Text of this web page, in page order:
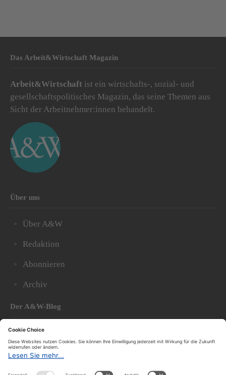
Das Arbeit&Wirtschaft Magazin
Arbeit&Wirtschaft ist ein wirtschafts-, sozial- und
gesellschaftspolitisches Magazin, das seine Themen aus
Sicht der Arbeitnehmer:innen behandelt.
Über uns
Über A&W
Redaktion
Abonnieren
Archiv
Der A&W-Blog
DerA&W-Blog
hat sich in den vergangenen Jahren zu einem der
bedeutendsten politischen Blogs in Österreich
entwickelt.